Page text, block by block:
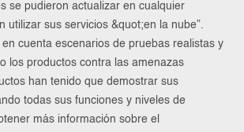
se pudieron actualizar en cualquier
utilizar sus servicios &quot;en la nube”.
cuenta escenarios de pruebas realistas y
los productos contra las amenazas
han tenido que demostrar sus
todas sus funciones y niveles de
más información sobre el